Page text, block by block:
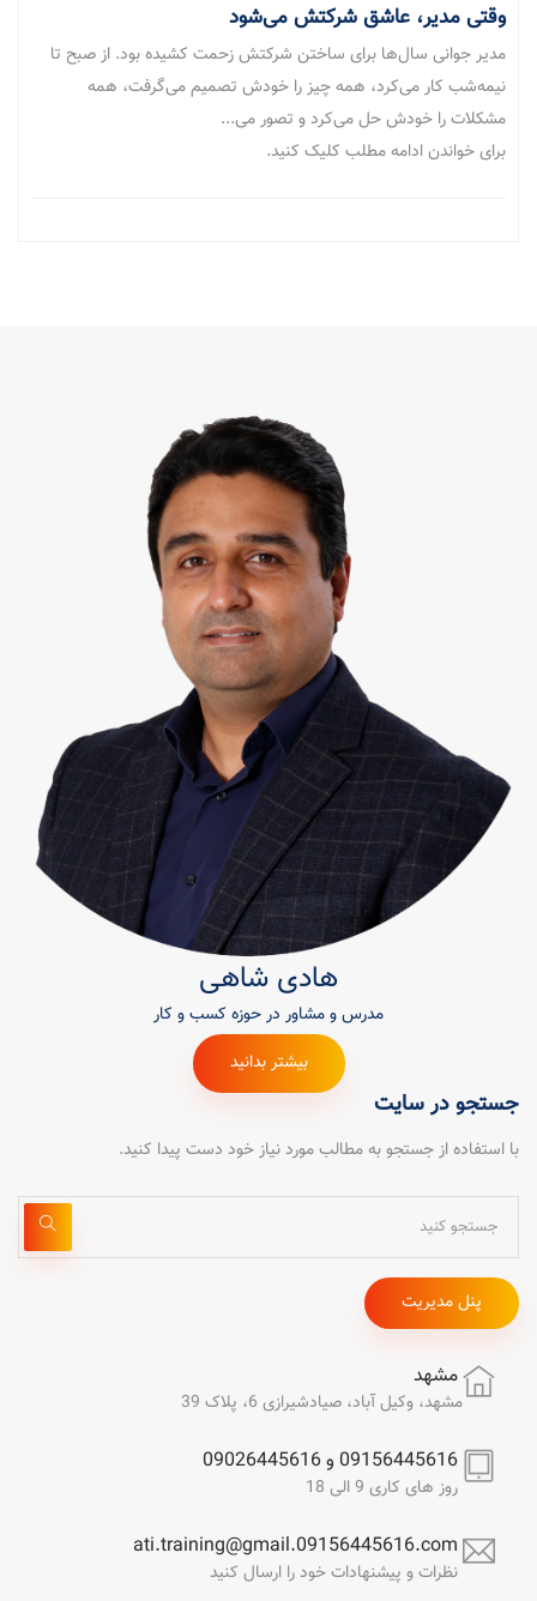
وقتی مدیر، عاشق شرکتش می‌شود
مدیر جوانی سال‌ها برای ساختن شرکتش زحمت کشیده بود. از صبح تا
نیمه‌شب کار می‌کرد، همه چیز را خودش تصمیم می‌گرفت، همه
مشکلات را خودش حل می‌کرد و تصور می...
برای خواندن ادامه مطلب کلیک کنید.
هادی شاهی
مدرس و مشاور در حوزه کسب و کار
بیشتر بدانید
جستجو در سایت
با استفاده از جستجو به مطالب مورد نیاز خود دست پیدا کنید.
پنل مدیریت
مشهد
مشهد، وکیل آباد، صیادشیرازی 6، پلاک 39
روز های کاری 9 الی 18
نظرات و پیشنهادات خود را ارسال کنید